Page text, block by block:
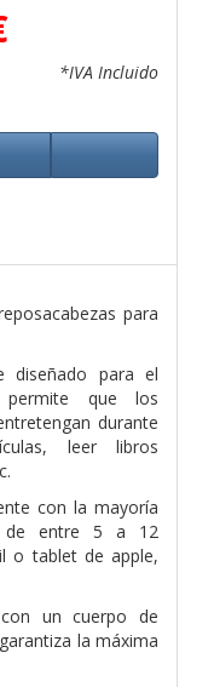
*IVA Incluido
para
diseñado para el
permite que los
durante
leer libros
con la mayoría
de entre 5 a 12
o tablet de apple,
un cuerpo de
la máxima